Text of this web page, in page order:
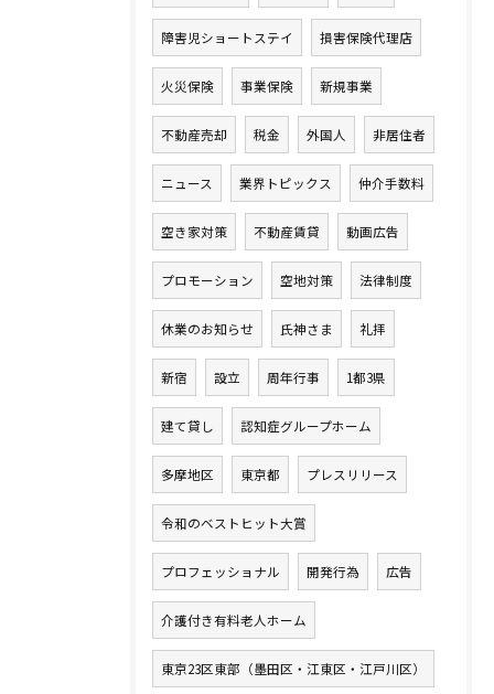
障害児ショートステイ 損害保険代理店
火災保険 事業保険 新規事業
不動産売却 税金 外国人 非居住者
ニュース 業界トピックス 仲介手数料
空き家対策 不動産賃貸 動画広告
プロモーション 空地対策 法律制度
休業のお知らせ 氏神さま 礼拝
新宿 設立 周年行事 1都3県
建て貸し 認知症グループホーム
多摩地区 東京都 プレスリリース
令和のベストヒット大賞
プロフェッショナル 開発行為 広告
介護付き有料老人ホーム
東京23区東部（墨田区・江東区・江戸川区）